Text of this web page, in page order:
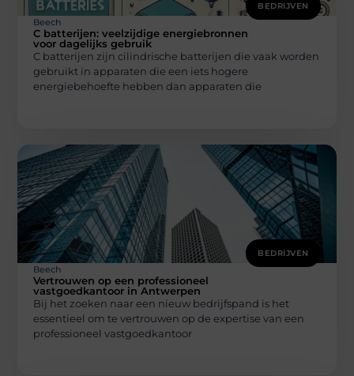
BEDRIJVEN
Beech
C batterijen: veelzijdige energiebronnen
voor dagelijks gebruik
C batterijen zijn cilindrische batterijen die vaak worden
gebruikt in apparaten die een iets hogere
energiebehoefte hebben dan apparaten die
BEDRIJVEN
Beech
Vertrouwen op een professioneel
vastgoedkantoor in Antwerpen
Bij het zoeken naar een nieuw bedrijfspand is het
essentieel om te vertrouwen op de expertise van een
professioneel vastgoedkantoor